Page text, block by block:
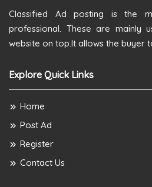
Classified Ad posting is the
professional. These are mainly
website on top.It allows the buyer
Explore Quick Links
Home
Post Ad
Register
Contact Us